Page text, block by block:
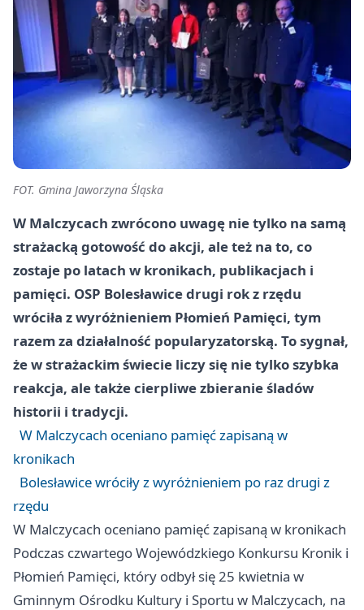
FOT. Gmina Jaworzyna Śląska
W Malczycach zwrócono uwagę nie tylko na samą
strażacką gotowość do akcji, ale też na to, co
zostaje po latach w kronikach, publikacjach i
pamięci. OSP Bolesławice drugi rok z rzędu
wróciła z wyróżnieniem Płomień Pamięci, tym
razem za działalność popularyzatorską. To sygnał,
że w strażackim świecie liczy się nie tylko szybka
reakcja, ale także cierpliwe zbieranie śladów
historii i tradycji.
W Malczycach oceniano pamięć zapisaną w
kronikach
Bolesławice wróciły z wyróżnieniem po raz drugi z
rzędu
W Malczycach oceniano pamięć zapisaną w kronikach
Podczas czwartego Wojewódzkiego Konkursu Kronik i
Płomień Pamięci, który odbył się 25 kwietnia w
Gminnym Ośrodku Kultury i Sportu w Malczycach, na